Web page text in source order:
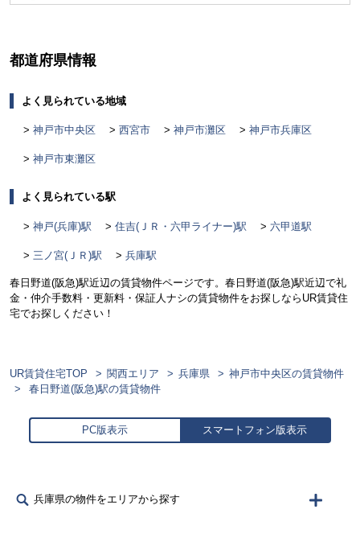
く
都道府県情報
よく見られている地域
神戸市中央区 西宮市 神戸市灘区 神戸市兵庫区
神戸市東灘区
よく見られている駅
神戸(兵庫)駅 住吉(ＪＲ・六甲ライナー)駅 六甲道駅
三ノ宮(ＪＲ)駅 兵庫駅
春日野道(阪急)駅近辺の賃貸物件ページです。春日野道(阪急)駅近辺で礼
金・仲介手数料・更新料・保証人ナシの賃貸物件をお探しならUR賃貸住
宅でお探しください！
UR賃貸住宅TOP 関西エリア 兵庫県
神戸市中央区の賃貸物件
春日野道(阪急)駅の賃貸物件
PC版表示 スマートフォン版表示
兵庫県の物件をエリアから探す